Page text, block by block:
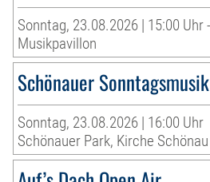
Sonntag, 23.08.2026 | 15:00 Uhr
Musikpavillon
Schönauer Sonntagsmusik
Sonntag, 23.08.2026 | 16:00 Uhr
Schönauer Park, Kirche Schönau